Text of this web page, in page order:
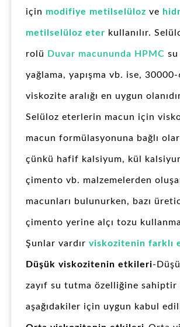
için modifiye metilselüloz ve
metilselüloz eter kullanılır.
rolü Duvar macununda HPMC
yağlama, yapışma vb. ise,
viskozite aralığı en uygun
Selüloz eterlerin macun için
macun formülasyonuna bağlı
çünkü hafif kalsiyum, kül
çimento vb. malzemelerden
macunları bulunurken, bazı
çimento yerine alçı tozu
Şunlar vardır viskozitenin farklı
Düşük viskozitenin etkileri-
zayıf su tutma özelliğine sahiptir
aşağıdakiler için uygun kabul